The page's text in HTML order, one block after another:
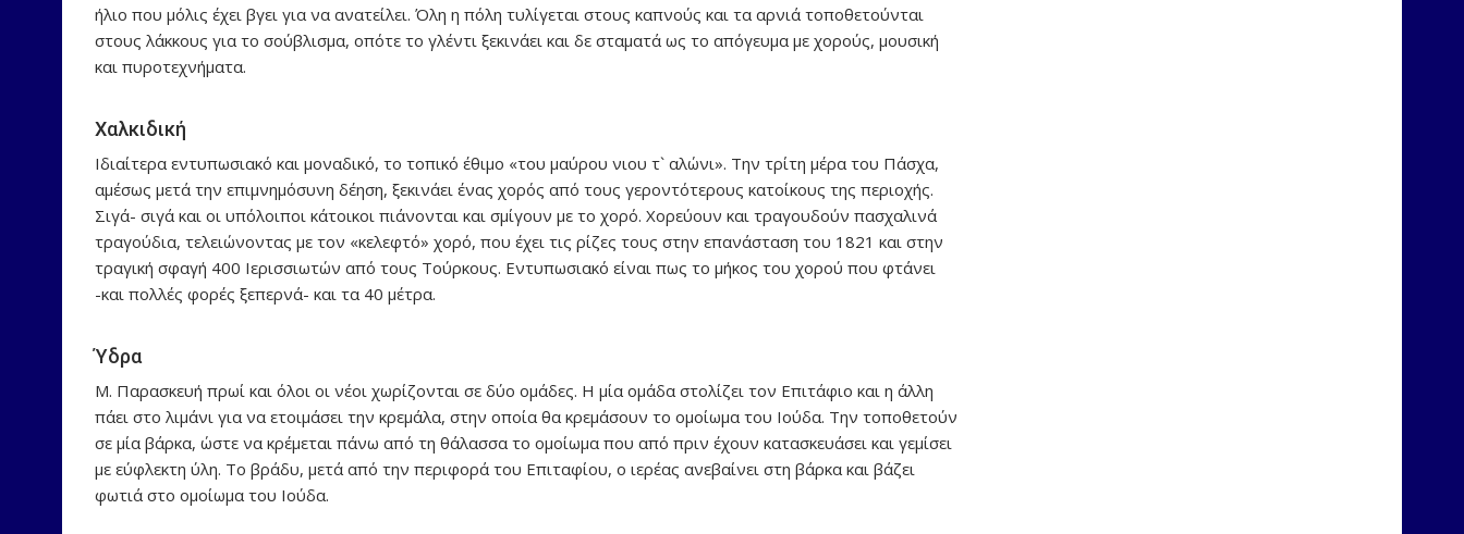
ήλιο που μόλις έχει βγει για να ανατείλει. Όλη η πόλη τυλίγεται στους καπνούς και τα αρνιά τοποθετούνται
στους λάκκους για το σούβλισμα, οπότε το γλέντι ξεκινάει και δε σταματά ως το απόγευμα με χορούς, μουσική
και πυροτεχνήματα.
Χαλκιδική
Ιδιαίτερα εντυπωσιακό και μοναδικό, το τοπικό έθιμο «του μαύρου νιου τ` αλώνι». Την τρίτη μέρα του Πάσχα,
αμέσως μετά την επιμνημόσυνη δέηση, ξεκινάει ένας χορός από τους γεροντότερους κατοίκους της περιοχής.
Σιγά- σιγά και οι υπόλοιποι κάτοικοι πιάνονται και σμίγουν με το χορό. Χορεύουν και τραγουδούν πασχαλινά
τραγούδια, τελειώνοντας με τον «κελεφτό» χορό, που έχει τις ρίζες τους στην επανάσταση του 1821 και στην
τραγική σφαγή 400 Ιερισσιωτών από τους Τούρκους. Εντυπωσιακό είναι πως το μήκος του χορού που φτάνει
-και πολλές φορές ξεπερνά- και τα 40 μέτρα.
Ύδρα
Μ. Παρασκευή πρωί και όλοι οι νέοι χωρίζονται σε δύο ομάδες. Η μία ομάδα στολίζει τον Επιτάφιο και η άλλη
πάει στο λιμάνι για να ετοιμάσει την κρεμάλα, στην οποία θα κρεμάσουν το ομοίωμα του Ιούδα. Την τοποθετούν
σε μία βάρκα, ώστε να κρέμεται πάνω από τη θάλασσα το ομοίωμα που από πριν έχουν κατασκευάσει και γεμίσει
με εύφλεκτη ύλη. Το βράδυ, μετά από την περιφορά του Επιταφίου, ο ιερέας ανεβαίνει στη βάρκα και βάζει
φωτιά στο ομοίωμα του Ιούδα.